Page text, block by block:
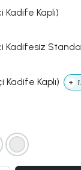
Kadife Kaplı)
Kadifesiz
Kadife Kaplı) +